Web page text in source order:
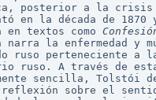
posterior a la crisis
en la década de 1870
en textos como
narra la enfermedad y
ruso perteneciente a
ruso. A través de
sencilla, Tolstói
reflexión sobre el